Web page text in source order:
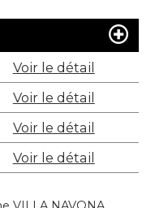
Voir le détail
Voir le détail
Voir le détail
Voir le détail